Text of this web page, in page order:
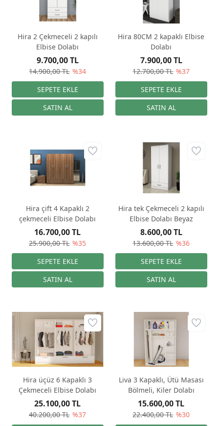
Hira 2 Çekmeceli 2 kapılı
Elbise Dolabı
14.900,00 TL %34
9.700,00 TL
Hira 80CM 2 kapaklı Elbise
Dolabı
12.700,00 TL %37
7.900,00 TL
Hira çift 4 Kapaklı 2
çekmeceli Elbise Dolabı
25.900,00 TL %35
16.700,00 TL
Hira tek Çekmeceli 2 kapılı
Elbise Dolabı Beyaz
13.600,00 TL %36
8.600,00 TL
Hira üçüz 6 Kapaklı 3
Çekmeceli Elbise Dolabı
40.200,00 TL %37
25.100,00 TL
Liva 3 Kapaklı, Ütü Masası
Bölmeli, Kiler Dolabı
22.400,00 TL %30
15.600,00 TL